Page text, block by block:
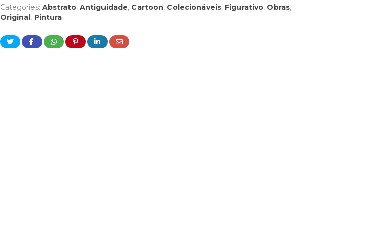
Categories: Abstrato, Antiguidade, Cartoon, Colecionáveis, Figurativo, Obras,
Original, Pintura